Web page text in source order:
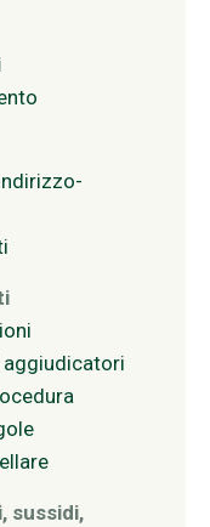
sussidi,